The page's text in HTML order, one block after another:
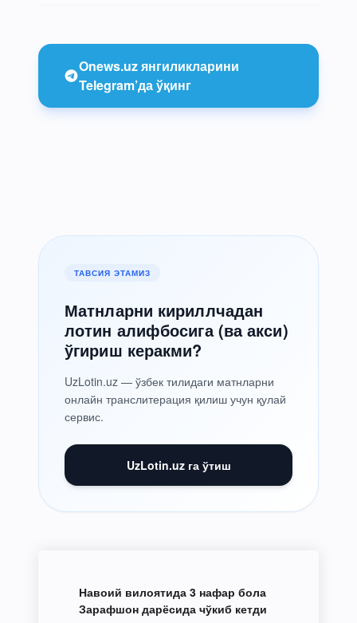
Onews.uz янгиликларини
Telegram’да ўқинг
ТАВСИЯ ЭТАМИЗ
Матнларни кириллчадан
лотин алифбосига (ва акси)
ўгириш керакми?
UzLotin.uz — ўзбек тилидаги матнларни
онлайн транслитерация қилиш учун қулай
сервис.
UzLotin.uz га ўтиш
Навоий вилоятида 3 нафар бола
Зарафшон дарёсида чўкиб кетди